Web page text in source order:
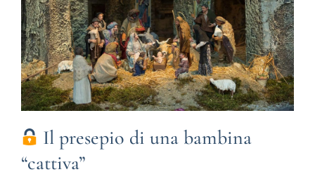
Il presepio di una bambina
“cattiva”